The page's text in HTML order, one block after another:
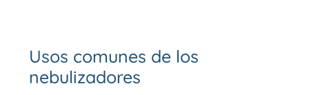
Usos comunes de los
nebulizadores